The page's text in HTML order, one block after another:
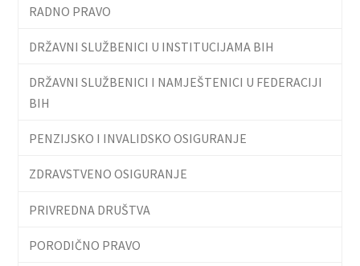
RADNO PRAVO
DRŽAVNI SLUŽBENICI U INSTITUCIJAMA BIH
DRŽAVNI SLUŽBENICI I NAMJEŠTENICI U FEDERACIJI
BIH
PENZIJSKO I INVALIDSKO OSIGURANJE
ZDRAVSTVENO OSIGURANJE
PRIVREDNA DRUŠTVA
PORODIČNO PRAVO